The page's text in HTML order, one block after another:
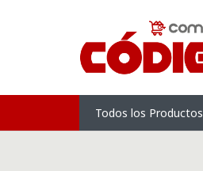
Todos los Productos